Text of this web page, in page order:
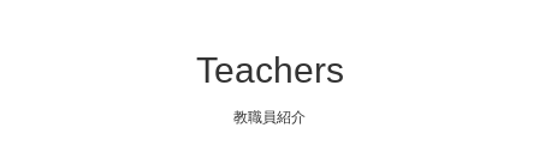
Teachers
教職員紹介